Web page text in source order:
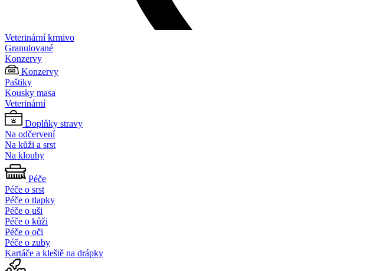
Veterinární krmivo
Granulované
Konzervy
Konzervy
Paštiky
Kousky masa
Veterinární
Doplňky stravy
Na odčervení
Na kůži a srst
Na klouby
Péče
Péče o srst
Péče o tlapky
Péče o uši
Péče o kůži
Péče o oči
Péče o zuby
Kartáče a kleště na drápky